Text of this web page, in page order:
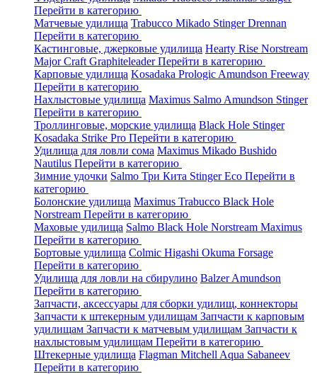
Перейти в категорию
Матчевые удилища Trabucco Mikado StingerDrennan
Перейти в категорию
Кастинговые, джерковые удилища Hearty Rise Norstream
Major Craft GraphiteleaderПерейти в категорию
Карповые удилища Kosadaka Prologic Amundson Freeway
Перейти в категорию
Нахлыстовые удилища Maximus Salmo Amundson Stinger
Перейти в категорию
Троллинговые, морские удилища Black Hole Stinger
Kosadaka Strike Pro Перейти в категорию
Удилища для ловли сома Maximus Mikado Bushido
Nautilus Перейти в категорию
Зимние удочки Salmo Три Кита StingerEco Перейти в
категорию
Болонские удилища Maximus Trabucco Black Hole
Norstream Перейти в категорию
Маховые удилища Salmo Black Hole Norstream Maximus
Перейти в категорию
Бортовые удилища Colmic Higashi Okuma Forsage
Перейти в категорию
Удилища для ловли на сбирулино BalzerAmundson
Перейти в категорию
Запчасти, аксессуары для сборки удилищ, коннекторы
Запчасти к штекерным удилищам Запчасти к карповым
удилищам Запчасти к матчевым удилищам Запчасти к
нахлыстовым удилищам Перейти в категорию
Штекерные удилища Flagman Mitchell Aqua Sabaneev
Перейти в категорию